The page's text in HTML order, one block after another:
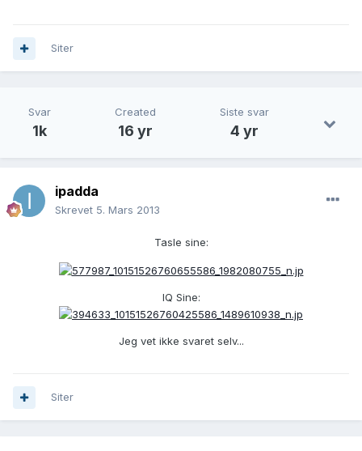
Siter
Svar
1k
Created
16 yr
Siste svar
4 yr
ipadda
Skrevet 5. Mars 2013
Tasle sine:
IQ Sine:
Jeg vet ikke svaret selv...
Siter